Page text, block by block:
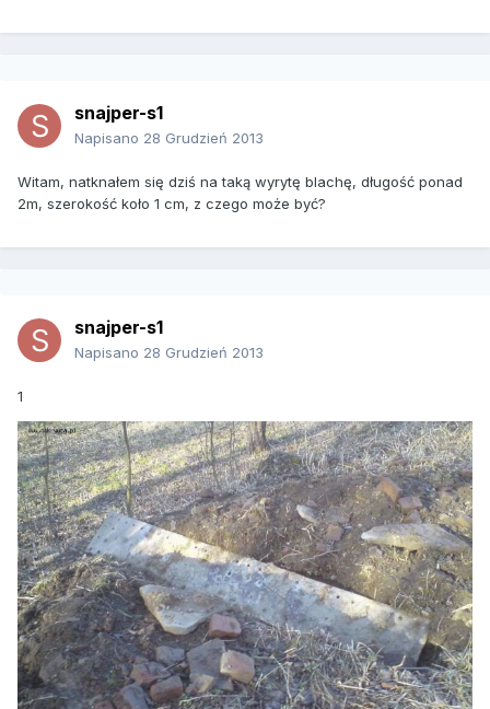
snajper-s1
Napisano 28 Grudzień 2013
Witam, natknałem się dziś na taką wyrytę blachę, długość ponad
2m, szerokość koło 1 cm, z czego może być?
snajper-s1
Napisano 28 Grudzień 2013
1